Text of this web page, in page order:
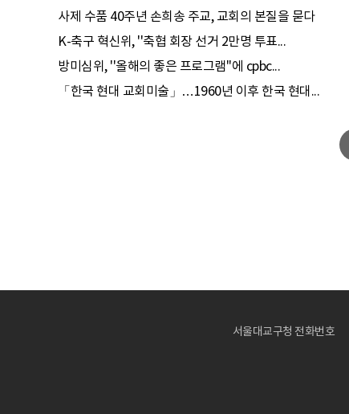
사제 수품 40주년 손희송 주교, 교회의 본질을 묻다
K-축구 혁신위, ''축협 회장 선거 2만명 투표...
방미심위, ''올해의 좋은 프로그램''에 cpbc...
「한국 현대 교회미술」…1960년 이후 한국 현대...
서울대교구청 전화번호